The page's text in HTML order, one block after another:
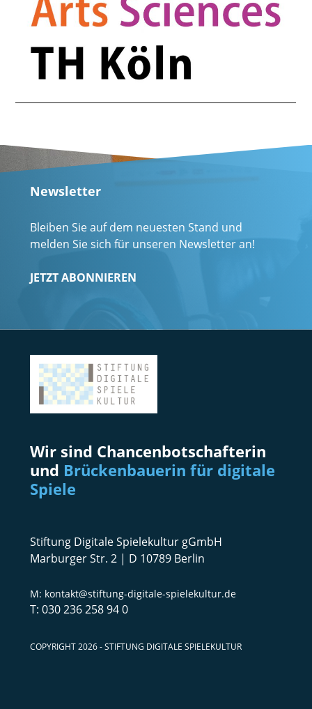
Newsletter
Bleiben Sie auf dem neuesten Stand und
melden Sie sich für unseren Newsletter an!
JETZT ABONNIEREN
Wir sind Chancenbotschafterin
und Brückenbauerin für digitale
Spiele
Stiftung Digitale Spielekultur gGmbH
Marburger Str. 2 | D 10789 Berlin
kontakt@stiftung-digitale-spielekultur.de
030 236 258 94 0
COPYRIGHT 2026 - STIFTUNG DIGITALE SPIELEKULTUR